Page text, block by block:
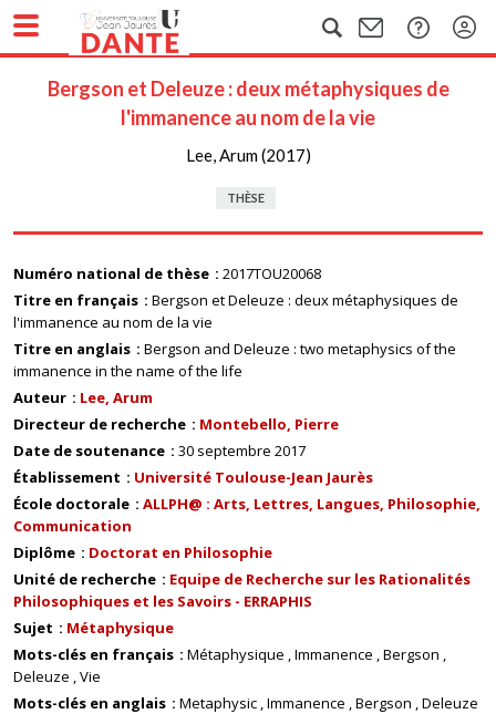
Bergson et Deleuze : deux métaphysiques de
l'immanence au nom de la vie
Lee, Arum (2017)
THÈSE
Numéro national de thèse
2017TOU20068
Titre en français
Bergson et Deleuze : deux métaphysiques de
l'immanence au nom de la vie
Titre en anglais
Bergson and Deleuze : two metaphysics of the
immanence in the name of the life
Auteur
Lee, Arum
Directeur de recherche
Montebello, Pierre
Date de soutenance
30 septembre 2017
Établissement
Université Toulouse-Jean Jaurès
École doctorale
ALLPH@ : Arts, Lettres, Langues, Philosophie,
Communication
Diplôme
Doctorat en Philosophie
Unité de recherche
Equipe de Recherche sur les Rationalités
Philosophiques et les Savoirs - ERRAPHIS
Sujet
Métaphysique
Mots-clés en français
Métaphysique Immanence Bergson
Deleuze Vie
Mots-clés en anglais
Metaphysic Immanence Bergson Deleuze